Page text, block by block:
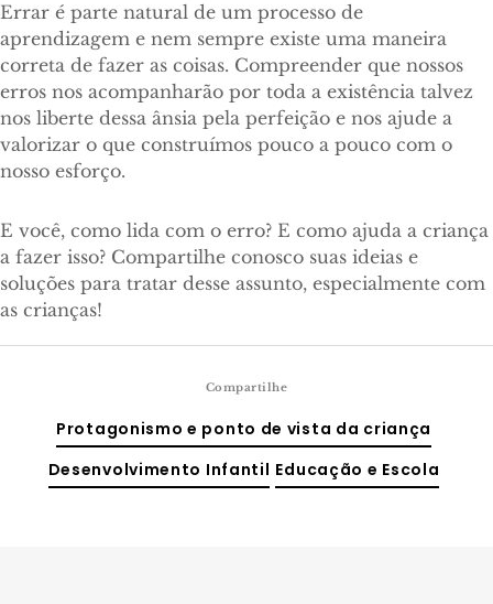
Errar é parte natural de um processo de
aprendizagem e nem sempre existe uma maneira
correta de fazer as coisas. Compreender que nossos
erros nos acompanharão por toda a existência talvez
nos liberte dessa ânsia pela perfeição e nos ajude a
valorizar o que construímos pouco a pouco com o
nosso esforço.
E você, como lida com o erro? E como ajuda a criança
a fazer isso? Compartilhe conosco suas ideias e
soluções para tratar desse assunto, especialmente com
as crianças!
Compartilhe
Protagonismo e ponto de vista da criança
Desenvolvimento Infantil Educação e Escola